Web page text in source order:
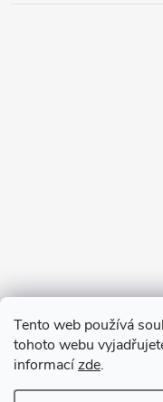
Tento web používá
tohoto webu
informacízde.